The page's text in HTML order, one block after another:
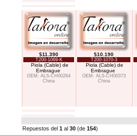
$11.390
T200-1069-K
Piola (Cable) de
Embrague
OEM: ALS-CH00264
China
$10.190
T200-1070-3
Piola (Cable) de
Embrague
OEM: ALS-CH00373
China
Repuestos del 1 al 30 (de 154)